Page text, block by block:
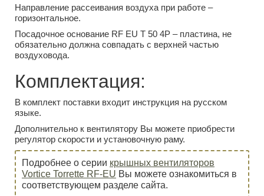
Направление рассеивания воздуха при работе –
горизонтальное.
Посадочное основание RF EU T 50 4P – пластина, не
обязательно должна совпадать с верхней частью
воздуховода.
Комплектация:
В комплект поставки входит инструкция на русском
языке.
Дополнительно к вентилятору Вы можете приобрести
регулятор скорости и установочную раму.
Подробнее о серии крышных вентиляторов
Vortice Torrette RF-EU Вы можете ознакомиться в
соответствующем разделе сайта.